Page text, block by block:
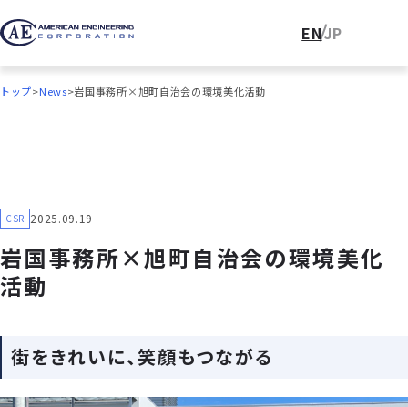
ENJP
トップ News 岩国事務所×旭町自治会の環境美化活動
CSR 2025.09.19
岩国事務所×旭町自治会の環境美化
活動
街をきれいに、笑顔もつながる